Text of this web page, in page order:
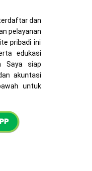
dan
pelayanan
pribadi ini
edukasi
Saya siap
akuntasi
untuk